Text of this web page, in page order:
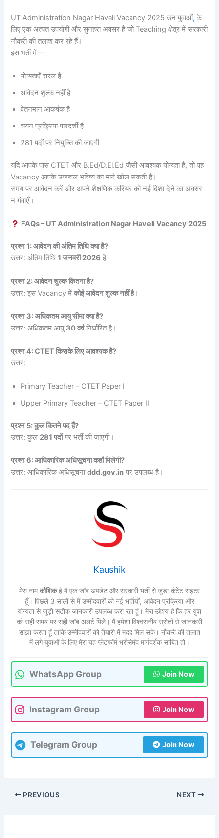
UT Administration Nagar Haveli Vacancy 2025 उन युवाओं, के
लिए एक अत्यंत उपयोगी और सुनहरा अवसर है जो Teaching क्षेत्र में सरकारी
नौकरी की तलाश कर रहे हैं।
इस भर्ती में—
योग्यताएँ सरल हैं
आवेदन शुल्क नहीं है
वेतनमान आकर्षक है
चयन प्रक्रिया पारदर्शी है
281 पदों पर नियुक्ति की जाएगी
यदि आपके पास CTET और B.Ed/D.El.Ed जैसी आवश्यक योग्यता है, तो यह
Vacancy आपके उज्ज्वल भविष्य का मार्ग खोल सकती है।
समय पर आवेदन करें और अपने शैक्षणिक करियर को नई दिशा देने का अवसर
न गंवाएँ।
FAQs – UT Administration Nagar Haveli Vacancy 2025
प्रश्न 1: आवेदन की अंतिम तिथि क्या है?
उत्तर: अंतिम तिथि1 जनवरी 2026 है।
प्रश्न 2: आवेदन शुल्क कितना है?
उत्तर: इस Vacancy मेंकोई आवेदन शुल्क नहीं है।
प्रश्न 3: अधिकतम आयु सीमा क्या है?
उत्तर: अधिकतम आयु 30 वर्षनिर्धारित है।
प्रश्न 4: CTET किसके लिए आवश्यक है?
उत्तर:
Primary Teacher – CTET Paper I
Upper Primary Teacher – CTET Paper II
प्रश्न 5: कुल कितने पद हैं?
उत्तर: कुल 281 पदोंपर भर्ती की जाएगी।
प्रश्न 6: आधिकारिक अधिसूचना कहाँ मिलेगी?
उत्तर: आधिकारिक अधिसूचनाddd.gov.in पर उपलब्ध है।
Kaushik
मेरा नामकौशिकहे मैं एक जॉब अपडेट और सरकारी भर्ती से जुड़ा कंटेंट राइटर
हूँ। पिछले 3 सालों से मैं उम्मीदवारों को नई भर्तियों, आवेदन प्रक्रिया और
योग्यता से जुड़ी सटीक जानकारी उपलब्ध करा रहा हूँ। मेरा उद्देश्य है कि हर युवा
को सही समय पर सही जॉब अलर्ट मिले। मैं हमेशा विश्वसनीय स्रोतों से जानकारी
साझा करता हूँ ताकि उम्मीदवारों को तैयारी में मदद मिल सके। नौकरी की तलाश
में लगे युवाओं के लिए मेरा यह प्लेटफॉर्म भरोसेमंद मार्गदर्शक साबित हो।
WhatsApp Group Join Now
Instagram Group Join Now
Telegram Group Join Now
PREVIOUS NEXT